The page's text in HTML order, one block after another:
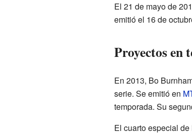
El 21 de mayo de
emitió el 16 de
Proyectos en
En 2013, Bo
serie. Se emitió en
temporada. Su
El cuarto especial de